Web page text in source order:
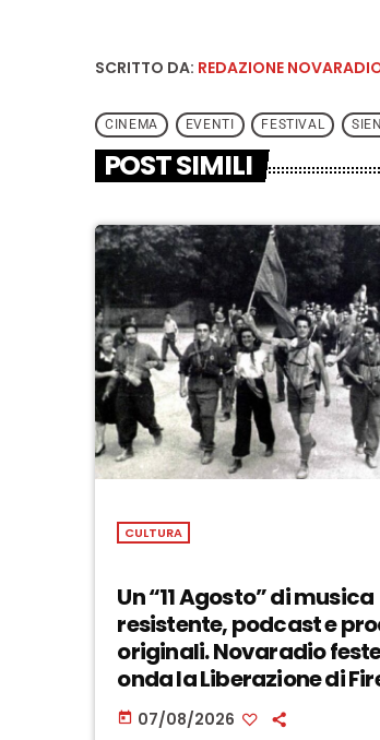
SCRITTO DA: REDAZIONE
CINEMA EVENTI FESTIVAL
POST SIMILI
CULTURA
Un “11 Agosto” di musica
resistente, podcast e
originali. Novaradio
onda la Liberazione di
today 07/08/2026